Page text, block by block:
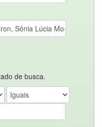
de busca.